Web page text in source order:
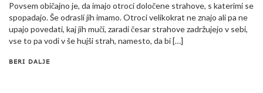
Povsem običajno je, da imajo otroci določene strahove, s katerimi se
spopadajo. Še odrasli jih imamo. Otroci velikokrat ne znajo ali pa ne
upajo povedati, kaj jih muči, zaradi česar strahove zadržujejo v sebi,
vse to pa vodi v še hujši strah, namesto, da bi […]
BERI DALJE